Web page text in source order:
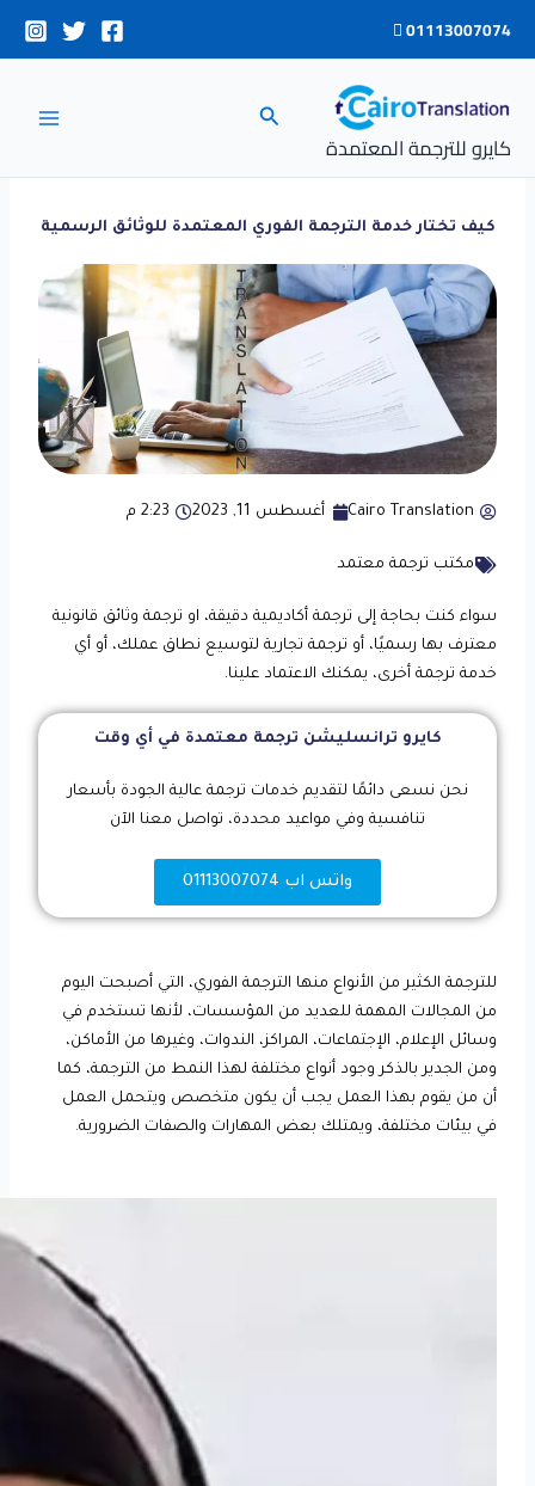
01113007074
كايرو للترجمة المعتمدة
البحث
كيف تختار خدمة الترجمة الفوري المعتمدة للوثائق الرسمية
Cairo Translation أغسطس 11, 2023 2:23 م
مكتب ترجمة معتمد
سواء كنت بحاجة إلى ترجمة أكاديمية دقيقة، او ترجمة وثائق قانونية
معترف بها رسميًا، أو ترجمة تجارية لتوسيع نطاق عملك، أو أي
خدمة ترجمة أخرى، يمكنك الاعتماد علينا.
كايرو ترانسليشن ترجمة معتمدة في أي وقت
نحن نسعى دائمًا لتقديم خدمات ترجمة عالية الجودة بأسعار
تنافسية وفي مواعيد محددة، تواصل معنا الآن
واتس اب 01113007074
للترجمة الكثير من الأنواع منها الترجمة الفوري، التي أصبحت اليوم
من المجالات المهمة للعديد من المؤسسات، لأنها تستخدم في
وسائل الإعلام، الإجتماعات، المراكز، الندوات، وغيرها من الأماكن،
ومن الجدير بالذكر وجود أنواع مختلفة لهذا النمط من الترجمة، كما
أن من يقوم بهذا العمل يجب أن يكون متخصص ويتحمل العمل
في بيئات مختلفة، ويمتلك بعض المهارات والصفات الضرورية.